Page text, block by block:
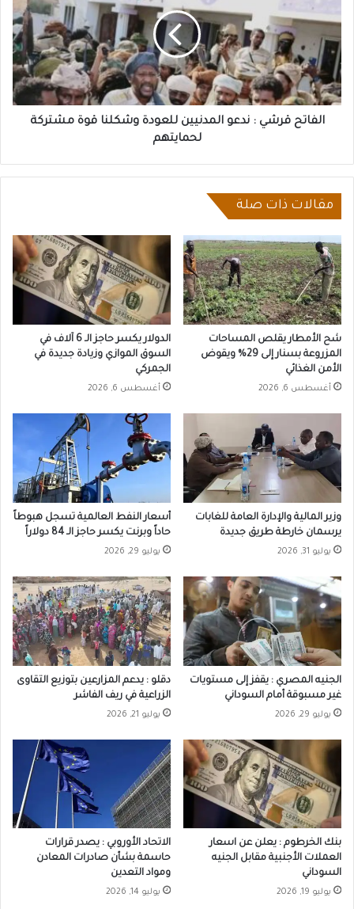
ندعو
المدنيين
للعودة
وشكلنا
قوة
مشتركة
لحمايتهم
الفاتح قرشي : ندعو المدنيين للعودة وشكلنا قوة مشتركة
لحمايتهم
مقالات ذات صلة
شح الأمطار يقلص المساحات
المزروعة بسنار إلى 29% ويقوض
الأمن الغذائي
أغسطس 6, 2026
الدولار يكسر حاجز الـ 6 آلاف في
السوق الموازي وزيادة جديدة في
الجمركي
أغسطس 6, 2026
وزير المالية والإدارة العامة للغابات
يرسمان خارطة طريق جديدة
يوليو 31, 2026
أسعار النفط العالمية تسجل هبوطاً
حاداً وبرنت يكسر حاجز الـ 84 دولاراً
يوليو 29, 2026
الجنيه المصري : يقفز إلى مستويات
غير مسبوقة أمام السوداني
يوليو 29, 2026
دقلو : يدعم المزارعين بتوزيع التقاوى
الزراعية في ريف الفاشر
يوليو 21, 2026
بنك الخرطوم : يعلن عن اسعار
العملات الأجنبية مقابل الجنيه
السوداني
يوليو 19, 2026
الاتحاد الأوروبي : يصدر قرارات
حاسمة بشأن صادرات المعادن
ومواد التعدين
يوليو 14, 2026